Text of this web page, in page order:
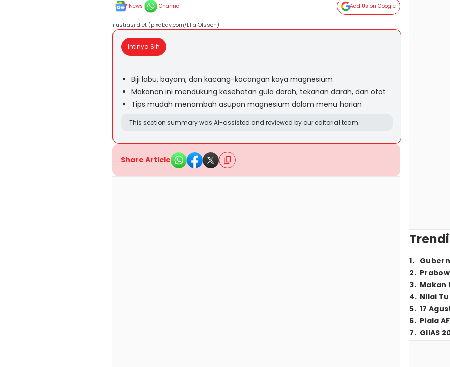
News Channel Add Us on Google
ilustrasi diet (pixabay.com/Ella Olsson)
Intinya Sih
Biji labu, bayam, dan kacang-kacangan kaya magnesium
Makanan ini mendukung kesehatan gula darah, tekanan darah, dan otot
Tips mudah menambah asupan magnesium dalam menu harian
This section summary was AI-assisted and reviewed by our editorial team.
Share Article
1.
2.
3. Makan
4. Nilai
5. 17
6. Piala
7. GIIAS